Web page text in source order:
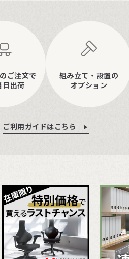
ご注文で
日出荷
組み立て・設置の
オプション
ご利用ガイドはこちら